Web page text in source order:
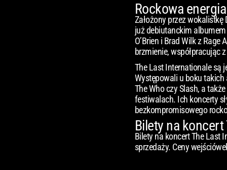
Rockowa
Założony przez wokalistkę
już debiutanckim albumem
O’Brien i Brad Wilk z
brzmienie, współpracując
The Last Internationale są
Występowali u boku takich
The Who czy Slash, a
festiwalach. Ich koncerty
bezkompromisowego
Bilety na
Bilety na koncert The Last
sprzedaży. Ceny